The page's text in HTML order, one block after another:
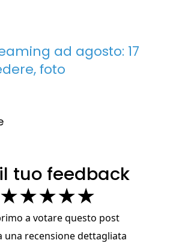
ad agosto: 17
foto
tuo feedback
★★★★★
a votare questo post
una recensione dettagliata